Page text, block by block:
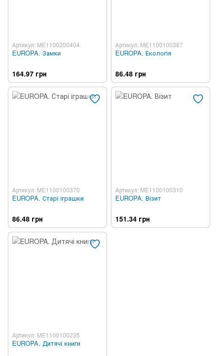
Артикул: ME1100200404
EUROPA. Замки
164.97 грн
Артикул: ME1100100387
EUROPA. Екологія
86.48 грн
Артикул: ME1100100370
EUROPA. Старі іграшки
86.48 грн
Артикул: ME1100100310
EUROPA. Візит
151.34 грн
Артикул: ME1100100235
EUROPA. Дитячі книги